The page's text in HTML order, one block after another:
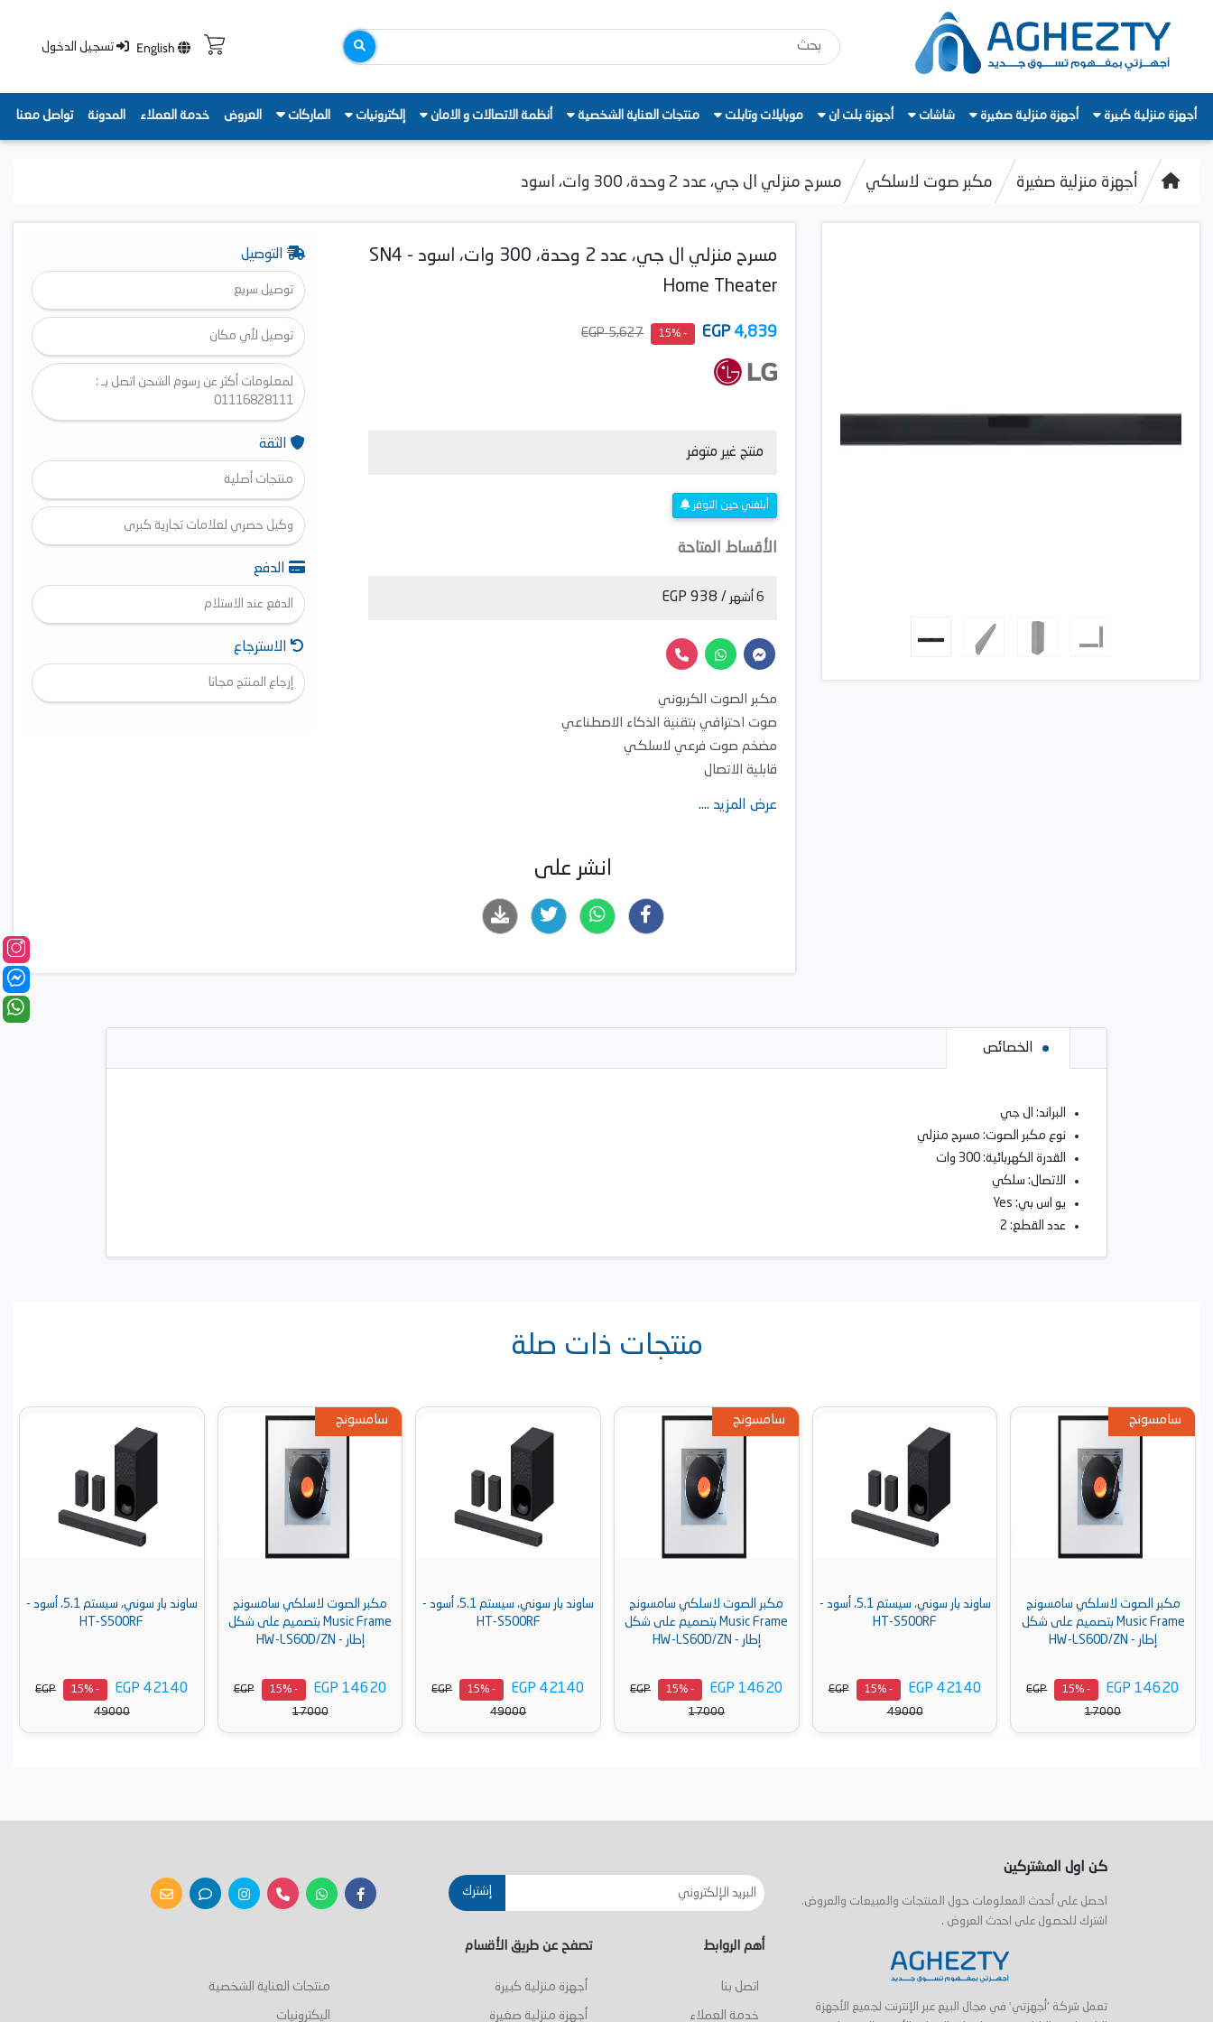
English تسجيل الدخول
أجهزة منزلية كبيرة أجهزة منزلية صغيرة شاشات أجهزة بلت ان موبايلات وتابلت منتجات العناية الشخصية أنظمة الاتصالات و الامان إلكترونيات الماركات العروض خدمة العملاء المدونة تواصل معنا
أجهزة منزلية صغيرة مكبر صوت لاسلكي مسرح منزلي ال جي، عدد 2 وحدة، 300 وات، اسود
مسرح منزلي ال جي، عدد 2 وحدة، 300 وات، اسود - SN4
Home Theater
4,839
EGP
- 15%
5,627 EGP
منتج غير متوفر
أبلغني حين التوفر
الأقساط المتاحة
6 أشهر / 938 EGP
مكبر الصوت الكربوني
صوت احترافي بتقنية الذكاء الاصطناعي
مضخم صوت فرعي لاسلكي
قابلية الاتصال
مزامنة صوت التلفاز
عرض المزيد ....
انشر على
التوصيل
توصيل سريع
توصيل لأي مكان
لمعلومات أكثر عن رسوم الشحن اتصل بـ :
01116828111
الثقة
منتجات أصلية
وكيل حصري لعلامات تجارية كبرى
الدفع
الدفع عند الاستلام
الاسترجاع
إرجاع المنتج مجانا
الخصائص
البراند: ال جي
نوع مكبر الصوت: مسرح منزلي
القدرة الكهربائية: 300 وات
الاتصال: سلكي
يو اس بي: Yes
عدد القطع: 2
منتجات ذات صلة
سامسونج
مكبر الصوت لاسلكي سامسونج
Music Frame بتصميم على شكل
إطار - HW-LS60D/ZN
EGP 14620
- 15%
EGP
17000
ساوند بار سوني، سيستم 5.1، أسود -
HT-S500RF
EGP 42140
- 15%
EGP
49000
سامسونج
مكبر الصوت لاسلكي سامسونج
Music Frame بتصميم على شكل
إطار - HW-LS60D/ZN
EGP 14620
- 15%
EGP
17000
ساوند بار سوني، سيستم 5.1، أسود -
HT-S500RF
EGP 42140
- 15%
EGP
49000
سامسونج
مكبر الصوت لاسلكي سامسونج
Music Frame بتصميم على شكل
إطار - HW-LS60D/ZN
EGP 14620
- 15%
EGP
17000
ساوند بار سوني، سيستم 5.1، أسود -
HT-S500RF
EGP 42140
- 15%
EGP
49000
كن اول المشتركين
احصل على أحدث المعلومات حول المنتجات والمبيعات والعروض.
اشترك للحصول على احدث العروض .
إشترك
تعمل شركة 'أجهزتي' في مجال البيع عبر الإنترنت لجميع الأجهزة
أهم الروابط
اتصل بنا
خدمة العملاء
تصفح عن طريق الأقسام
أجهزة منزلية كبيرة
أجهزة منزلية صغيرة
منتجات العناية الشخصية
اليكترونيات